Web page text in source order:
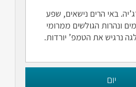
באי הרים נישאים, שפע
ונהרות הגולשים ממרומי
נרגיש את הטמפ’ יורדות.
יום